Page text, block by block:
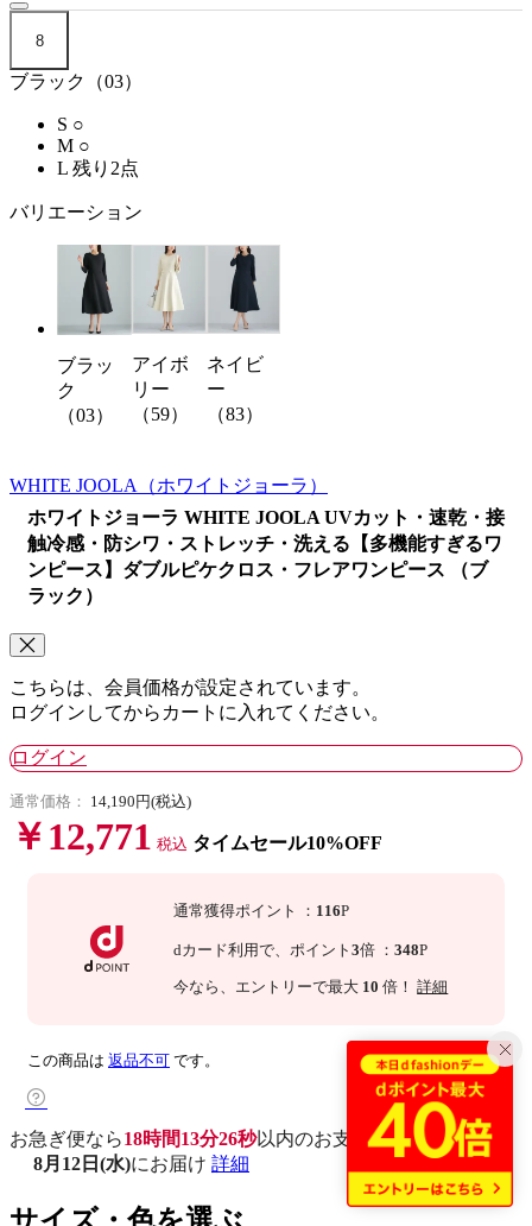
8
ブラック（03）
S ○
M ○
L 残り2点
バリエーション
ブラッ
ク
（03）
アイボ
リー
（59）
ネイビ
ー
（83）
WHITE JOOLA
（ホワイトジョーラ）
ホワイトジョーラ WHITE JOOLA UVカット・速乾・接
触冷感・防シワ・ストレッチ・洗える【多機能すぎるワ
ンピース】ダブルピケクロス・フレアワンピース （ブ
ラック）
こちらは、会員価格が設定されています。
ログインしてからカートに入れてください。
ログイン
通常価格： 14,190円(税込)
￥12,771 税込 タイムセール10%OFF
通常獲得ポイント ： 116P
dカード利用で、 ポイント3倍 ：348P
今なら 、エントリーで最大 10 倍！詳細
この商品は 返品不可 です。
お急ぎ便なら18時間13分25秒以内のお支払いで
8月12日(水)にお届け 詳細
サイズ・色を選ぶ